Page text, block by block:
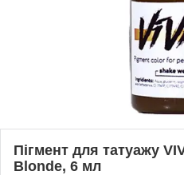
Пігмент для татуажу
Blonde, 6 мл